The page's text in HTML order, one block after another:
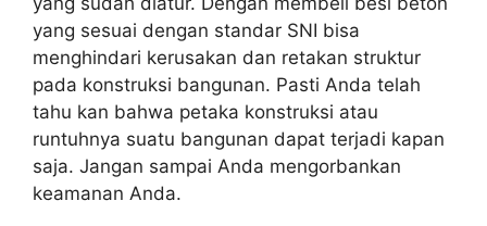
yang sesuai dengan standar SNI bisa
menghindari kerusakan dan retakan struktur
pada konstruksi bangunan. Pasti Anda telah
tahu kan bahwa petaka konstruksi atau
runtuhnya suatu bangunan dapat terjadi kapan
saja. Jangan sampai Anda mengorbankan
keamanan Anda.